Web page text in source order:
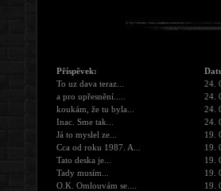
Příspěvek:
To uz dava teraz...
24.
a pro upřesnění.....
24.
koukám, že tu byla...
24.
Inac. Sme tak...
24.
Já to myslel ze...
19.
Cca od roku 1987. A...
19.
Tato deska je...
19.
Tady musím...
19.
O.K. Omlouvám se....
19.